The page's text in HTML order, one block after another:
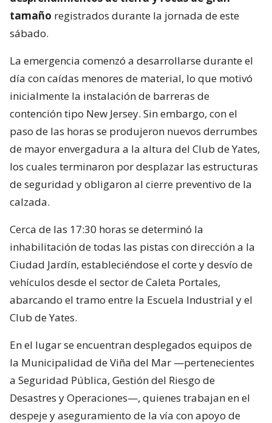
tamaño registrados durante la jornada de este
sábado.
La emergencia comenzó a desarrollarse durante el
día con caídas menores de material, lo que motivó
inicialmente la instalación de barreras de
contención tipo New Jersey. Sin embargo, con el
paso de las horas se produjeron nuevos derrumbes
de mayor envergadura a la altura del Club de Yates,
los cuales terminaron por desplazar las estructuras
de seguridad y obligaron al cierre preventivo de la
calzada.
Cerca de las 17:30 horas se determinó la
inhabilitación de todas las pistas con dirección a la
Ciudad Jardín, estableciéndose el corte y desvío de
vehículos desde el sector de Caleta Portales,
abarcando el tramo entre la Escuela Industrial y el
Club de Yates.
En el lugar se encuentran desplegados equipos de
la Municipalidad de Viña del Mar —pertenecientes
a Seguridad Pública, Gestión del Riesgo de
Desastres y Operaciones—, quienes trabajan en el
despeje y aseguramiento de la vía con apoyo de